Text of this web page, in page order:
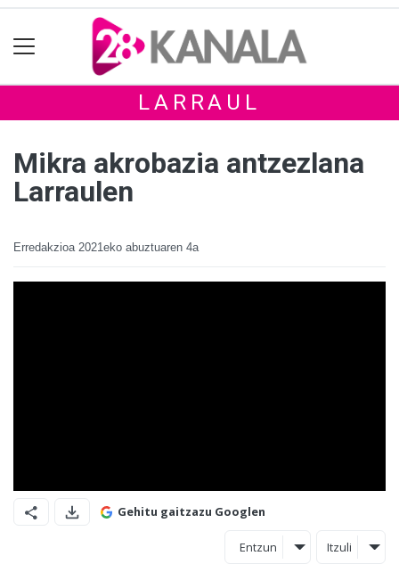
LARRAUL
Mikra akrobazia antzezlana
Larraulen
Erredakzioa 2021eko abuztuaren 4a
Gehitu gaitzazu Googlen
Entzun Itzuli